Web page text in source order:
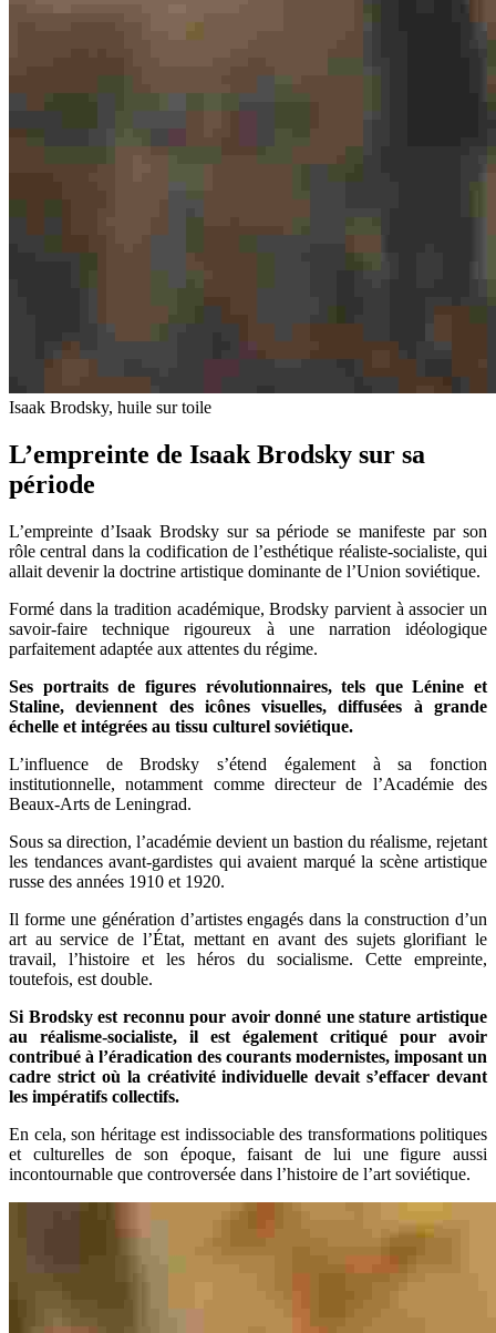
Isaak Brodsky, huile sur toile
L’empreinte de Isaak Brodsky sur sa
période
L’empreinte d’Isaak Brodsky sur sa période se manifeste par son
rôle central dans la codification de l’esthétique réaliste-socialiste, qui
allait devenir la doctrine artistique dominante de l’Union soviétique.
Formé dans la tradition académique, Brodsky parvient à associer un
savoir-faire technique rigoureux à une narration idéologique
parfaitement adaptée aux attentes du régime.
Ses portraits de figures révolutionnaires, tels que Lénine et
Staline, deviennent des icônes visuelles, diffusées à grande
échelle et intégrées au tissu culturel soviétique.
L’influence de Brodsky s’étend également à sa fonction
institutionnelle, notamment comme directeur de l’Académie des
Beaux-Arts de Leningrad.
Sous sa direction, l’académie devient un bastion du réalisme, rejetant
les tendances avant-gardistes qui avaient marqué la scène artistique
russe des années 1910 et 1920.
Il forme une génération d’artistes engagés dans la construction d’un
art au service de l’État, mettant en avant des sujets glorifiant le
travail, l’histoire et les héros du socialisme. Cette empreinte,
toutefois, est double.
Si Brodsky est reconnu pour avoir donné une stature artistique
au réalisme-socialiste, il est également critiqué pour avoir
contribué à l’éradication des courants modernistes, imposant un
cadre strict où la créativité individuelle devait s’effacer devant
les impératifs collectifs.
En cela, son héritage est indissociable des transformations politiques
et culturelles de son époque, faisant de lui une figure aussi
incontournable que controversée dans l’histoire de l’art soviétique.